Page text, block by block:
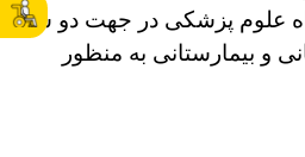
علوم پزشکی در جهت دو سو
و بیمارستانی به منظور